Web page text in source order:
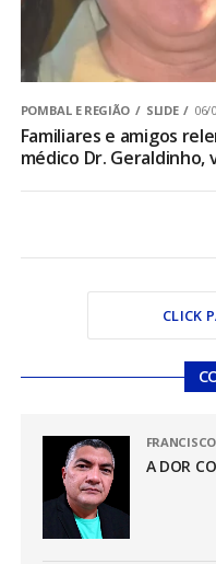
POMBAL E REGIÃO SLIDE 06/
Familiares e amigos
médico Dr. Geraldinho,
CLICK
A DOR